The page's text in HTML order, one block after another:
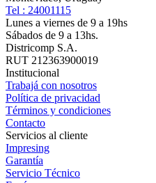
Tel : 24001115
Lunes a viernes de 9 a 19hs
Sábados de 9 a 13hs.
Districomp S.A.
RUT 212363900019
Institucional
Trabajá con nosotros
Política de privacidad
Términos y condiciones
Contacto
Servicios al cliente
Impresing
Garantía
Servicio Técnico